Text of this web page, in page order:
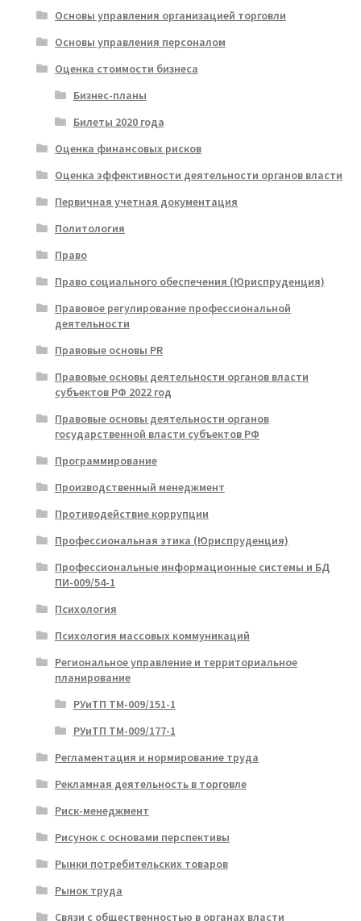
Основы управления организацией торговли
Основы управления персоналом
Оценка стоимости бизнеса
Бизнес-планы
Билеты 2020 года
Оценка финансовых рисков
Оценка эффективности деятельности органов власти
Первичная учетная документация
Политология
Право
Право социального обеспечения (Юриспруденция)
Правовое регулирование профессиональной
деятельности
Правовые основы PR
Правовые основы деятельности органов власти
субъектов РФ 2022 год
Правовые основы деятельности органов
государственной власти субъектов РФ
Программирование
Производственный менеджмент
Противодействие коррупции
Профессиональная этика (Юриспруденция)
Профессиональные информационные системы и БД
ПИ-009/54-1
Психология
Психология массовых коммуникаций
Региональное управление и территориальное
планирование
РУиТП ТМ-009/151-1
РУиТП ТМ-009/177-1
Регламентация и нормирование труда
Рекламная деятельность в торговле
Риск-менеджмент
Рисунок с основами перспективы
Рынки потребительских товаров
Рынок труда
Связи с общественностью в органах власти